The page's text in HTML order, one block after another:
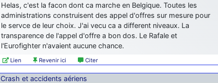
Helas, c'est la facon dont ca marche en Belgique. Toutes les
administrations construisent des appel d'offres sur mesure pour
le servce de leur choix. J'ai vecu ca a different niveaux. La
transparence de l'appel d'offre a bon dos. Le Rafale et
l'Eurofighter n'avaient aucune chance.
Lien Revenir ici Citer
Crash et accidents aériens